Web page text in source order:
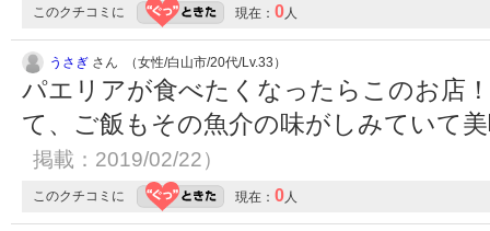
このクチコミに 現在： 0人
うさぎ さん （女性/白山市/20代/Lv.33）
パエリアが食べたくなったらこのお店
て、ご飯もその魚介の味がしみていて
掲載：2019/02/22）
このクチコミに 現在： 0人